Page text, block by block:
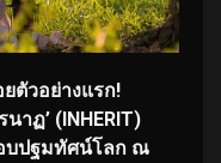
ยตัวอย่างแรก!
าฏ’ (INHERIT)
บปฐมทัศน์โลก ณ